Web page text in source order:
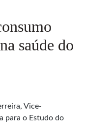
saúde do
Vice-
para o Estudo do